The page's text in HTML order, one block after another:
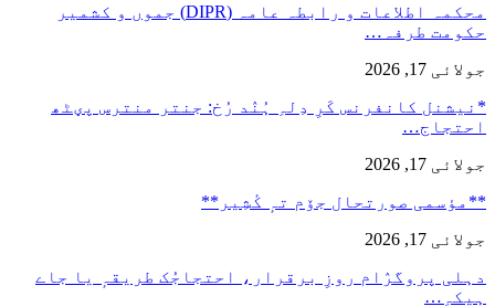
محکمہ اطلاعات و رابطہ عامہ (DIPR) جموں و کشمیر
حکومت طرفہ…
جولائی 17, 2026
*نیشنل کانفرنس کَرِ دِلہِ ہُنٛد رُخ: جنتر منترس پؠٹھ
احتجاج…
جولائی 17, 2026
**مؤسمی صورتحال جۆم تہٕ کٔشِیر**
جولائی 17, 2026
دہلی پروگرٛام روزِ برقرار، احتجاجُک طریقہٕ یا جاے
ہیکہِ…